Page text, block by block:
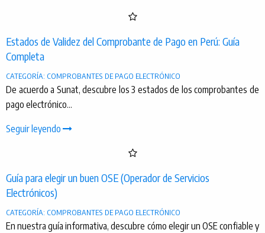
Estados de Validez del Comprobante de Pago en Perú: Guía
Completa
CATEGORÍA: COMPROBANTES DE PAGO ELECTRÓNICO
De acuerdo a Sunat, descubre los 3 estados de los comprobantes de
pago electrónico...
Seguir leyendo
Guía para elegir un buen OSE (Operador de Servicios
Electrónicos)
CATEGORÍA: COMPROBANTES DE PAGO ELECTRÓNICO
En nuestra guía informativa, descubre cómo elegir un OSE confiable y